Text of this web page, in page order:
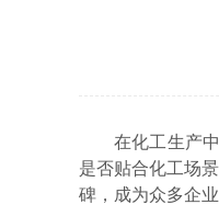
在化工生产
是否贴合化工场
碑，成为众多企